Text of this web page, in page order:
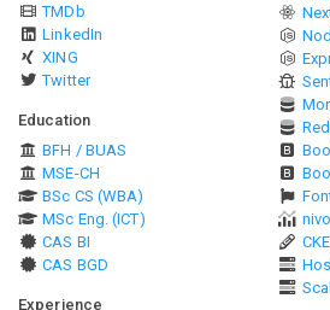
TMDb
LinkedIn
XING
Twitter
Education
BFH / BUAS
MSE-CH
BSc CS (WBA)
MSc Eng. (ICT)
CAS BI
CAS BGD
Experience
nivo